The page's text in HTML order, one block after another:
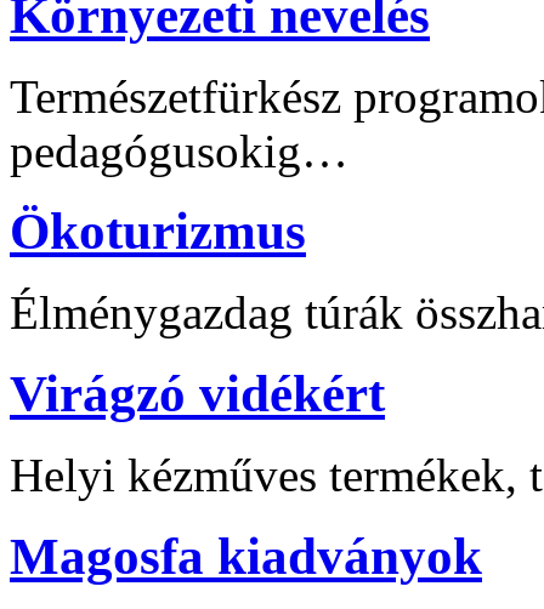
Környezeti nevelés
Természetfürkész
pedagógusokig…
Ökoturizmus
Élménygazdag túrák
Virágzó vidékért
Helyi kézműves
Magosfa kiadványok